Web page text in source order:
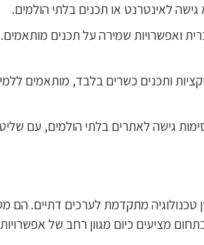
לאינטרנט או תכנים בלתי הולמים.
ואפשרויות שמירה על תכנים
ותכנים כשרים בלבד, מותאמים
גישה לאתרים בלתי הולמים, עם
טכנולוגיה מתקדמת לערכים דתיים.
מציעים כיום מגוון רחב של